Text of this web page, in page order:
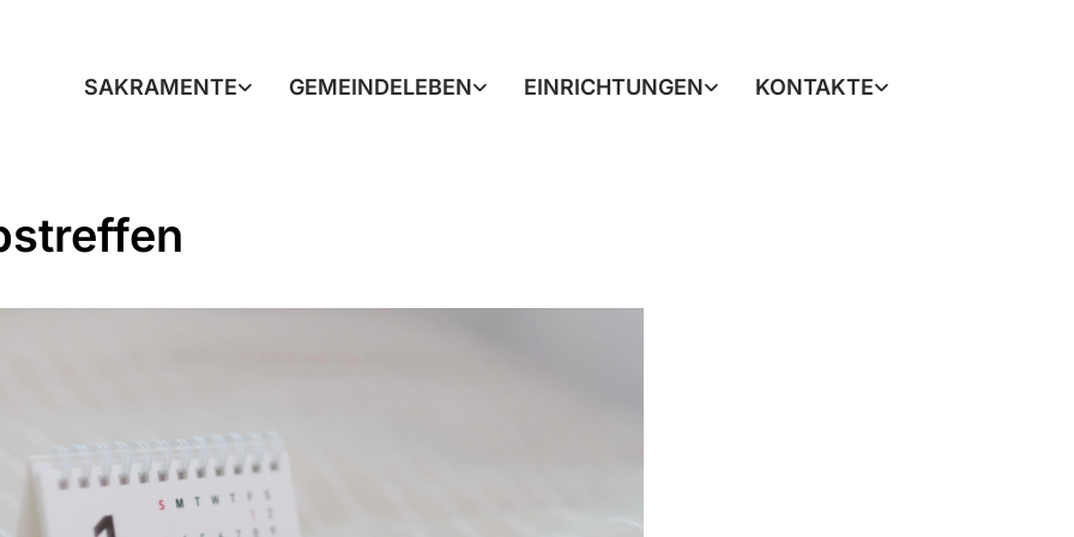
SAKRAMENTE GEMEINDELEBEN EINRICHTUNGEN KONTAKTE